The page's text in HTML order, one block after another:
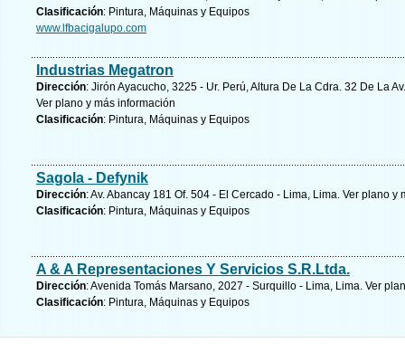
Clasificación: Pintura, Máquinas y Equipos
www.lfbacigalupo.com
Industrias Megatron
Dirección: Jirón Ayacucho, 3225 - Ur. Perú, Altura De La Cdra. 32 De La
Ver plano y más información
Clasificación: Pintura, Máquinas y Equipos
Sagola - Defynik
Dirección: Av. Abancay 181 Of. 504 - El Cercado - Lima, Lima. Ver plano y
Clasificación: Pintura, Máquinas y Equipos
A & A Representaciones Y Servicios S.R.Ltda.
Dirección: Avenida Tomás Marsano, 2027 - Surquillo - Lima, Lima. Ver
Clasificación: Pintura, Máquinas y Equipos